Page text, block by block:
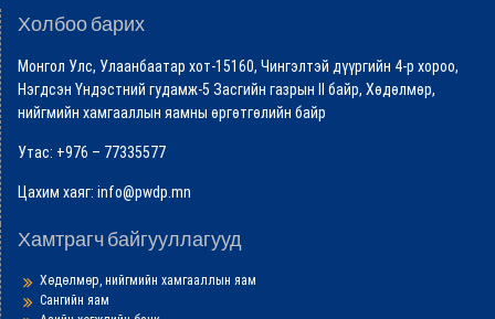
Холбоо барих
Монгол Улс, Улаанбаатар хот-15160, Чингэлтэй дүүргийн 4-р хороо,
Нэгдсэн Үндэстний гудамж-5 Засгийн газрын II байр, Хөдөлмөр,
нийгмийн хамгааллын яамны өргөтгөлийн байр
Утас: +976 – 77335577
Цахим хаяг: info@pwdp.mn
Хамтрагч байгууллагууд
Хөдөлмөр, нийгмийн хамгааллын яам
Сангийн яам